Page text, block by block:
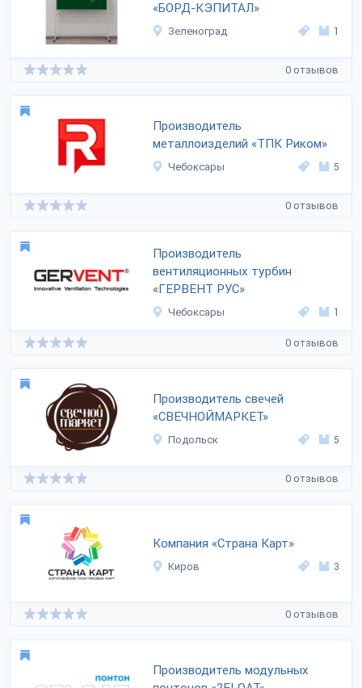
«БОРД-КЭПИТАЛ»
Зеленоград 1
0 отзывов
Производитель
металлоизделий «ТПК Риком»
Чебоксары 5
0 отзывов
Производитель
вентиляционных турбин
«ГЕРВЕНТ РУС»
Чебоксары 1
0 отзывов
Производитель свечей
«СВЕЧНОЙМАРКЕТ»
Подольск 5
0 отзывов
Компания «Страна Карт»
Киров 3
0 отзывов
Производитель модульных